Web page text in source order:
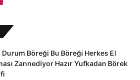
Durum Böreği Bu Böreği Herkes El
Zannediyor Hazır Yufkadan Börek